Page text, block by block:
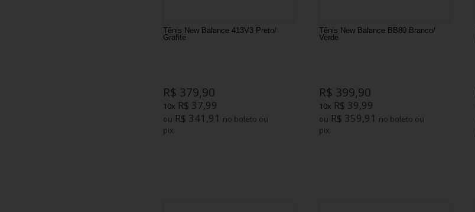
Tênis New Balance 413V3 Preto/
Grafite
R$ 379,90
10x R$ 37,99
ou R$ 341,91 no boleto ou
pix
Tênis New Balance BB80 Branco/
Verde
R$ 399,90
10x R$ 39,99
ou R$ 359,91 no boleto ou
pix